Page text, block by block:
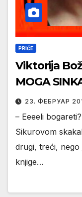
PRIČE
Viktorija
MOGA
23. ФЕБРУАР
– Eeeeli
Sikurovom
drugi, treći, nego
knjige…